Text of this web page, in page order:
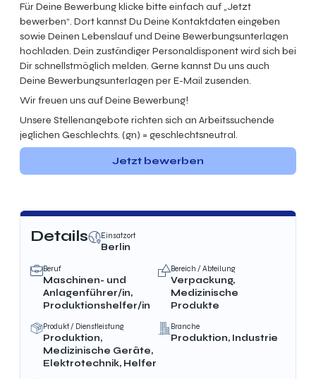
Für Deine Bewerbung klicke bitte einfach auf „Jetzt
bewerben“. Dort kannst Du Deine Kontaktdaten eingeben
sowie Deinen Lebenslauf und Deine Bewerbungsunterlagen
hochladen. Dein zuständiger Personaldisponent wird sich bei
Dir schnellstmöglich melden. Gerne kannst Du uns auch
Deine Bewerbungsunterlagen per E-Mail zusenden.
Wir freuen uns auf Deine Bewerbung!
Unsere Stellenangebote richten sich an Arbeitssuchende
jeglichen Geschlechts. (gn) = geschlechtsneutral.
Jetzt bewerben
Details Einsatzort
Berlin
Beruf
Maschinen- und
Anlagenführer/in,
Produktionshelfer/in
Bereich / Abteilung
Verpackung,
Medizinische
Produkte
Produkt / Dienstleistung
Produktion,
Medizinische Geräte,
Elektrotechnik, Helfer
Branche
Produktion, Industrie